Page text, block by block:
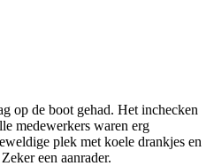
op de boot gehad. Het inchecken
medewerkers waren erg
plek met koele drankjes en
een aanrader.